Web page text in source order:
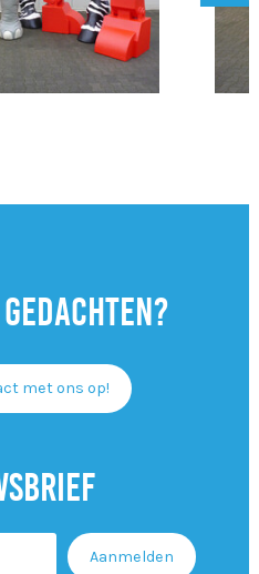
met ons op!